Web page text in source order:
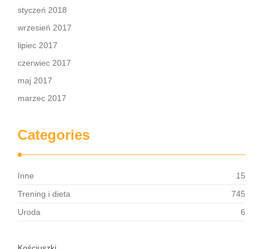
styczeń 2018
wrzesień 2017
lipiec 2017
czerwiec 2017
maj 2017
marzec 2017
Categories
Inne
15
Trening i dieta
745
Uroda
6